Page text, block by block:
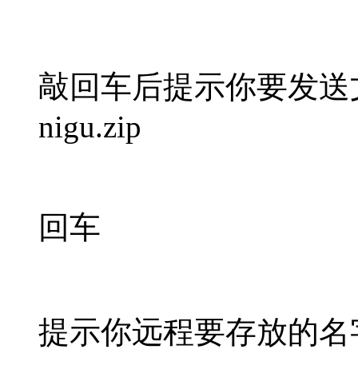
敲回车后提示你要发
nigu.zip
回车
提示你远程要存放的